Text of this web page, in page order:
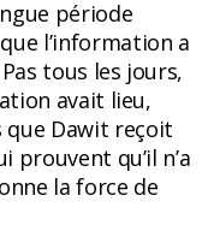
période
l’information a
tous les jours,
avait lieu,
que Dawit reçoit
prouvent qu’il n’a
la force de